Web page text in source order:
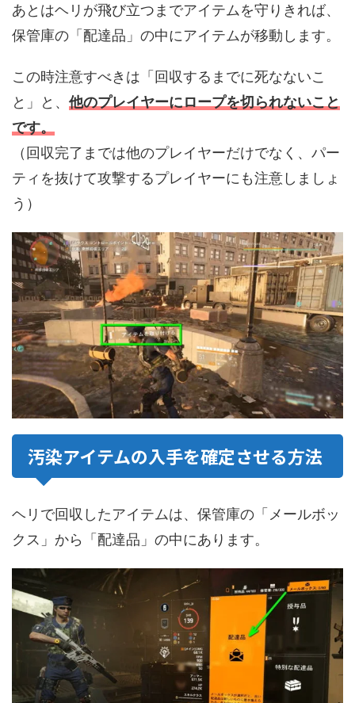
あとはヘリが飛び立つまでアイテムを守りきれば、
保管庫の「配達品」の中にアイテムが移動します。
この時注意すべきは「回収するまでに死なないこ
と」と、 他のプレイヤーにロープを切られないこと
です。
（回収完了までは他のプレイヤーだけでなく、パー
ティを抜けて攻撃するプレイヤーにも注意しましょ
う）
汚染アイテムの入手を確定させる方法
ヘリで回収したアイテムは、保管庫の「メールボッ
クス」から「配達品」の中にあります。